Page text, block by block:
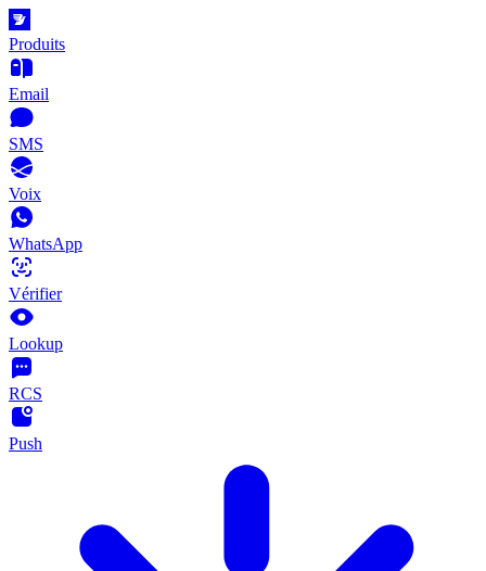
Produits
Email
SMS
Voix
WhatsApp
Vérifier
Lookup
RCS
Push